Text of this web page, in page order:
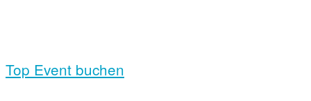
Top Event buchen